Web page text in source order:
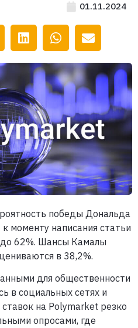
01.11.2024
победы Дональда
моменту написания статьи
до 62%. Шансы Камалы
в 38,2%.
для общественности
в социальных сетях и
на Polymarket резко
опросами, где